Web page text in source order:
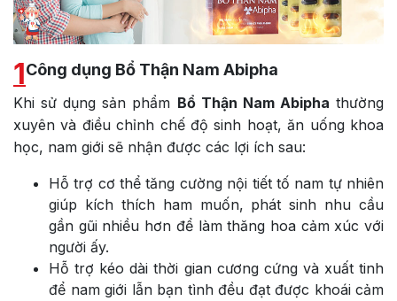
1Công dụng Bổ Thận Nam Abipha
Khi sử dụng sản phẩm Bổ Thận Nam Abipha thường
xuyên và điều chỉnh chế độ sinh hoạt, ăn uống khoa
học, nam giới sẽ nhận được các lợi ích sau:
Hỗ trợ cơ thể tăng cường nội tiết tố nam tự nhiên
giúp kích thích ham muốn, phát sinh nhu cầu
gần gũi nhiều hơn để làm thăng hoa cảm xúc với
người ấy.
Hỗ trợ kéo dài thời gian cương cứng và xuất tinh
để nam giới lẫn bạn tình đều đạt được khoái cảm